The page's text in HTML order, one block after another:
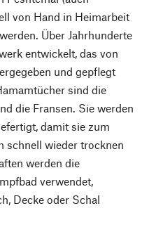
von Hand in Heimarbeit
Über Jahrhunderte
entwickelt, das von
und gepflegt
sind die
die Fransen. Sie werden
damit sie zum
schnell wieder trocknen
werden die
verwendet,
Decke oder Schal